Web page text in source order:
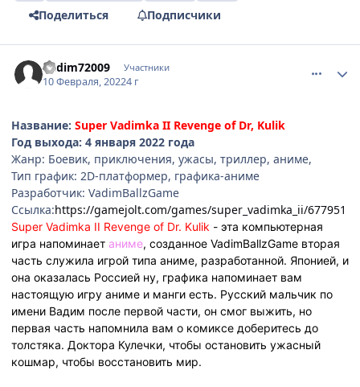
Поделиться Подписчики
Vadim72009 Участники
10 Февраля, 20224 г
Название: Super Vadimka II Revenge of Dr, Kulik
Год выхода: 4 января 2022 года
Жанр: Боевик, приключения, ужасы, триллер, аниме,
Тип график: 2D-платформер, графика-аниме
Разработчик: VadimBallzGame
Ссылка:https://gamejolt.com/games/super_vadimka_ii/677951
Super Vadimka II Revenge of Dr. Kulik - эта компьютерная
игра напоминает аниме, созданное VadimBallzGame вторая
часть служила игрой типа аниме, разработанной. Японией, и
она оказалась Россией ну, графика напоминает вам
настоящую игру аниме и манги есть. Русский мальчик по
имени Вадим после первой части, он смог выжить, но
первая часть напомнила вам о комиксе доберитесь до
толстяка. Доктора Кулечки, чтобы остановить ужасный
кошмар, чтобы восстановить мир.